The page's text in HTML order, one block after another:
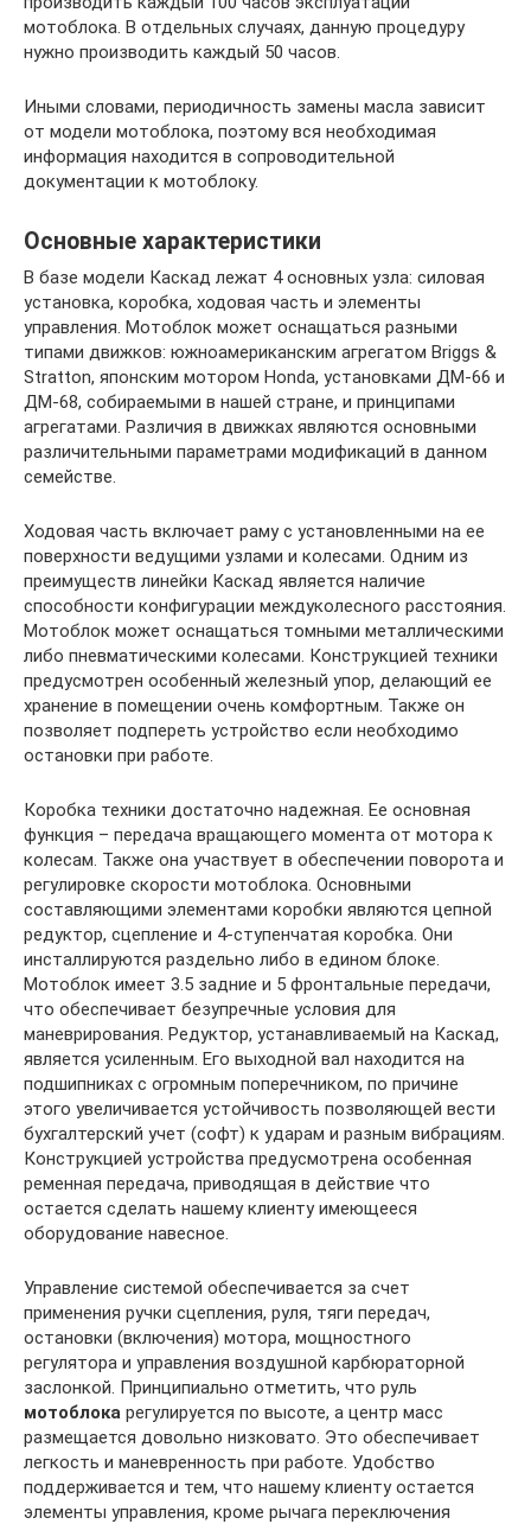
мотоблока. В отдельных случаях, данную процедуру
нужно производить каждый 50 часов.
Иными словами, периодичность замены масла зависит
от модели мотоблока, поэтому вся необходимая
информация находится в сопроводительной
документации к мотоблоку.
Основные характеристики
В базе модели Каскад лежат 4 основных узла: силовая
установка, коробка, ходовая часть и элементы
управления. Мотоблок может оснащаться разными
типами движков: южноамериканским агрегатом Briggs &
Stratton, японским мотором Honda, установками ДМ-66 и
ДМ-68, собираемыми в нашей стране, и принципами
агрегатами. Различия в движках являются основными
различительными параметрами модификаций в данном
семействе.
Ходовая часть включает раму с установленными на ее
поверхности ведущими узлами и колесами. Одним из
преимуществ линейки Каскад является наличие
способности конфигурации междуколесного расстояния.
Мотоблок может оснащаться томными металлическими
либо пневматическими колесами. Конструкцией техники
предусмотрен особенный железный упор, делающий ее
хранение в помещении очень комфортным. Также он
позволяет подпереть устройство если необходимо
остановки при работе.
Коробка техники достаточно надежная. Ее основная
функция – передача вращающего момента от мотора к
колесам. Также она участвует в обеспечении поворота и
регулировке скорости мотоблока. Основными
составляющими элементами коробки являются цепной
редуктор, сцепление и 4-ступенчатая коробка. Они
инсталлируются раздельно либо в едином блоке.
Мотоблок имеет 3.5 задние и 5 фронтальные передачи,
что обеспечивает безупречные условия для
маневрирования. Редуктор, устанавливаемый на Каскад,
является усиленным. Его выходной вал находится на
подшипниках с огромным поперечником, по причине
этого увеличивается устойчивость позволяющей вести
бухгалтерский учет (софт) к ударам и разным вибрациям.
Конструкцией устройства предусмотрена особенная
ременная передача, приводящая в действие что
остается сделать нашему клиенту имеющееся
оборудование навесное.
Управление системой обеспечивается за счет
применения ручки сцепления, руля, тяги передач,
остановки (включения) мотора, мощностного
регулятора и управления воздушной карбюраторной
заслонкой. Принципиально отметить, что руль
мотоблока регулируется по высоте, а центр масс
размещается довольно низковато. Это обеспечивает
легкость и маневренность при работе. Удобство
поддерживается и тем, что нашему клиенту остается
элементы управления, кроме рычага переключения